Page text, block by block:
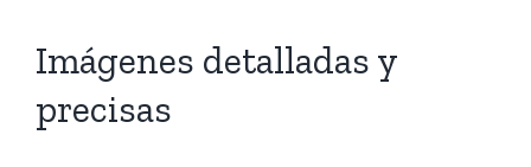
Imágenes detalladas y
precisas